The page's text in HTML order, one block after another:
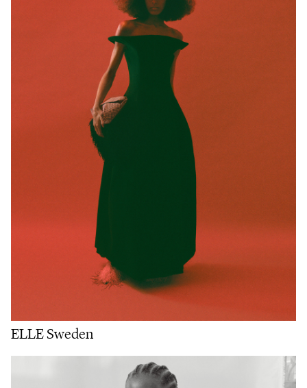
ELLE Sweden